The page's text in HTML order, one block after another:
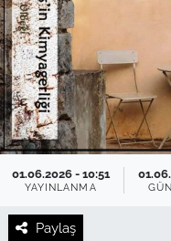
01.06.2026 - 10:51
YAYINLANMA
Paylaş